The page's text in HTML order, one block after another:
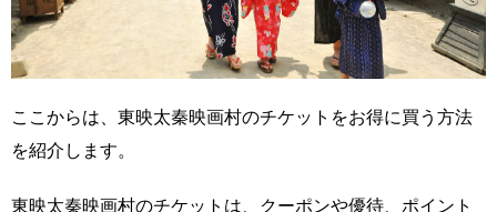
ここからは、東映太秦映画村のチケットをお得に買う方法
を紹介します。
東映太秦映画村のチケットは、クーポンや優待、ポイント